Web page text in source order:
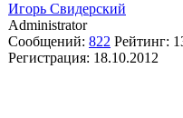
Игорь Свидерский
Administrator
Сообщений: 822 Рейтинг:
Регистрация: 18.10.2012